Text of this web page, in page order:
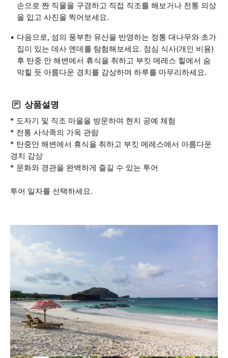
손으로 짠 직물을 구경하고 직접 직조를 해보거나 전통 의상
을 입고 사진을 찍어보세요.
다음으로, 섬의 풍부한 유산을 반영하는 정통 대나무와 초가
집이 있는 데사 엔데를 탐험해보세요. 점심 식사(개인 비용)
후 탄중 안 해변에서 휴식을 취하고 부킷 메레스 힐에서 숨
막힐 듯 아름다운 경치를 감상하며 하루를 마무리하세요.
상품설명
* 도자기 및 직조 마을을 방문하여 현지 공예 체험
* 전통 사삭족의 가옥 관람
* 탄중안 해변에서 휴식을 취하고 부킷 메레스에서 아름다운
경치 감상
* 문화와 경관을 완벽하게 즐길 수 있는 투어
투어 일자를 선택하세요.